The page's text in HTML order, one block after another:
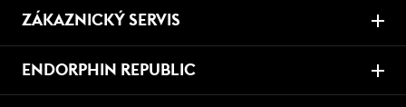
ZÁKAZNICKÝ SERVIS
ENDORPHIN REPUBLIC